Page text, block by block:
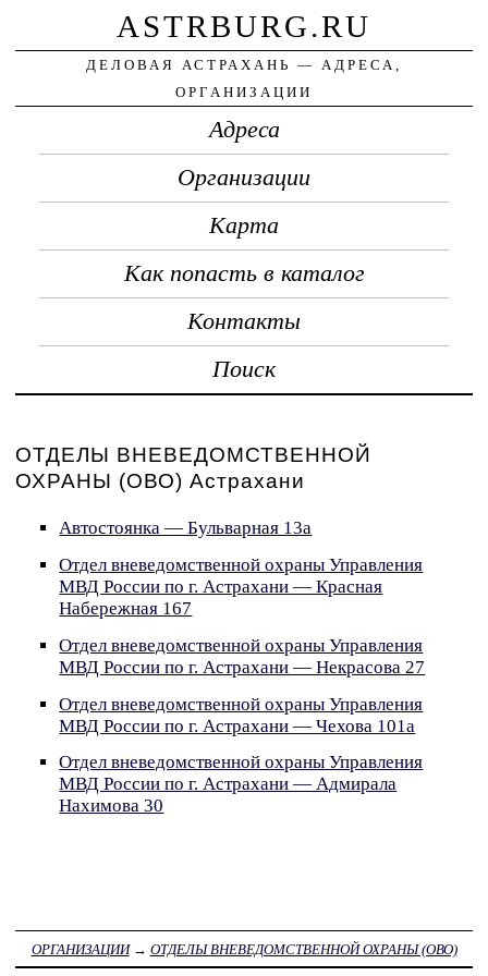
ASTRBURG.RU
ДЕЛОВАЯ АСТРАХАНЬ — АДРЕСА,
ОРГАНИЗАЦИИ
Адреса
Организации
Карта
Как попасть в каталог
Контакты
Поиск
ОТДЕЛЫ ВНЕВЕДОМСТВЕННОЙ
ОХРАНЫ (ОВО) Астрахани
Автостоянка — Бульварная 13а
Отдел вневедомственной охраны Управления
МВД России по г. Астрахани — Красная
Набережная 167
Отдел вневедомственной охраны Управления
МВД России по г. Астрахани — Некрасова 27
Отдел вневедомственной охраны Управления
МВД России по г. Астрахани — Чехова 101а
Отдел вневедомственной охраны Управления
МВД России по г. Астрахани — Адмирала
Нахимова 30
ОРГАНИЗАЦИИ→ ОТДЕЛЫ ВНЕВЕДОМСТВЕННОЙ ОХРАНЫ (ОВО)